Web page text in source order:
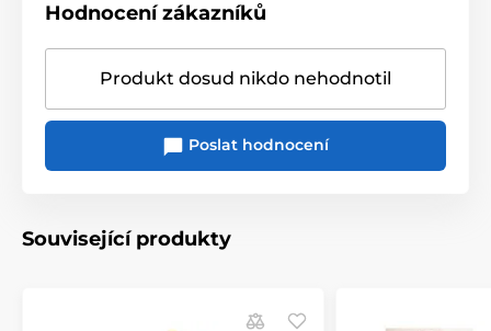
Hodnocení zákazníků
Produkt dosud nikdo nehodnotil
Poslat hodnocení
Související produkty